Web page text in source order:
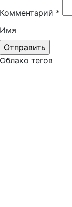
Комментарий *
Имя
Облако тегов